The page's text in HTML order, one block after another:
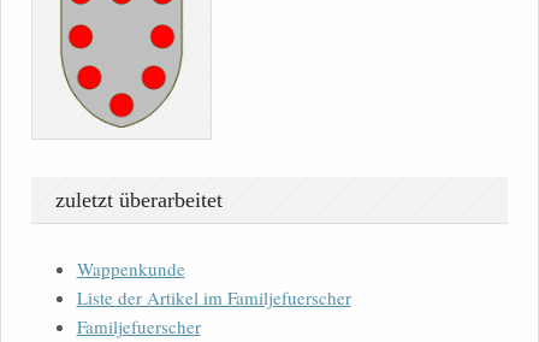
zuletzt überarbeitet
Wappenkunde
Liste der Artikel im Familjefuerscher
Familjefuerscher